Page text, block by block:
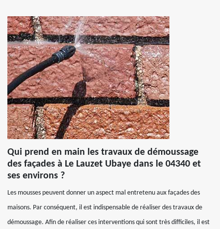
Qui prend en main les travaux de démoussage
des façades à Le Lauzet Ubaye dans le 04340 et
ses environs ?
Les mousses peuvent donner un aspect mal entretenu aux façades des
maisons. Par conséquent, il est indispensable de réaliser des travaux de
démoussage. Afin de réaliser ces interventions qui sont très difficiles, il est